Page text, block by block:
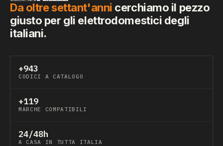
Da oltre settant'anni cerchiamo il pezzo
giusto per gli elettrodomestici degli
italiani.
+943
CODICI A CATALOGO
+119
MARCHE COMPATIBILI
24/48h
A CASA IN TUTTA ITALIA